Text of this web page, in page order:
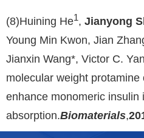
(8)Huining He1, Jianyong
Young Min Kwon, Jian
Jianxin Wang*, Victor C.
molecular weight
enhance monomeric insulin
absorption.Biomaterials,